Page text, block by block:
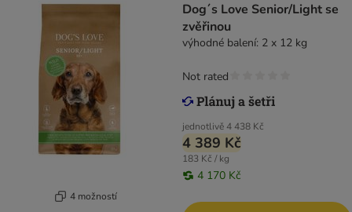
4 možností
Dog´s Love Senior/Light se
zvěřinou
výhodné balení: 2 x 12 kg
jednotlivě4 438 Kč
4 389 Kč
183 Kč / kg
4 170 Kč
Not rated